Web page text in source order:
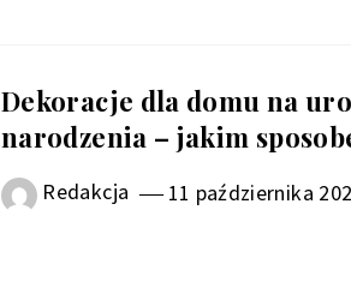
Dekoracje dla domu na
narodzenia – jakim
Redakcja 11 października